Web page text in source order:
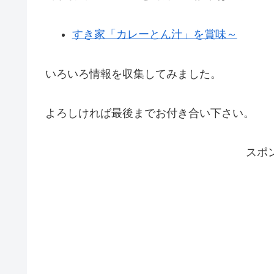
すき家「カレーとん汁」を賞味～
いろいろ情報を収集してみました。
よろしければ最後までお付き合い下さい。
スポ